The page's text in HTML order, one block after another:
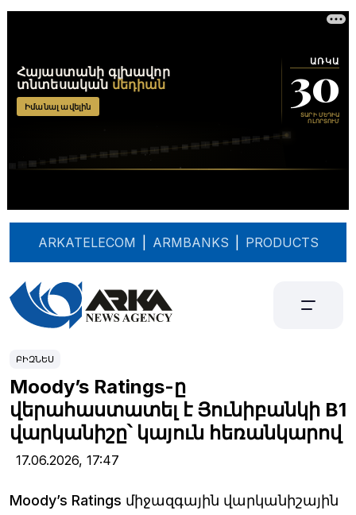
ARKATELECOM ARMBANKS PRODUCTS
ԲԻԶՆԵՍ
Moody’s Ratings-ը
վերահաստատել է Յունիբանկի B1
վարկանիշը՝ կայուն հեռանկարով
17.06.2026, 17:47
Moody’s Ratings միջազգային վարկանիշային